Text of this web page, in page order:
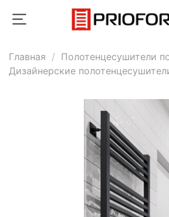
Главная
Полотенцесушители
Дизайнерские